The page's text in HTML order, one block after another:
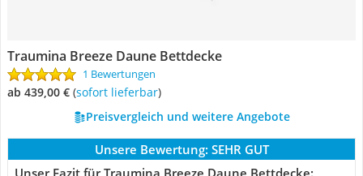
Traumina Breeze Daune Bettdecke
1 Bewertungen
ab 439,00 € ( Sofort lieferbar)
Preisvergleich und weitere Angebote
Unsere Bewertung: SEHR GUT
Unser Fazit für Traumina Breeze Daune Bettdecke: